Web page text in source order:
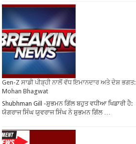
Gen-Z ਸਾਡੀ ਪੀੜ੍ਹੀ ਨਾਲੋਂ ਵੱਧ ਇਮਾਨਦਾਰ ਅਤੇ ਦੇਸ਼ ਭਗਤ:
Mohan Bhagwat
Shubhman Gill -ਸ਼ੁਭਮਨ ਗਿੱਲ ਬਹੁਤ ਵਧੀਆ ਖਿਡਾਰੀ ਹੈ:
ਯੋਗਰਾਜ ਸਿੰਘ ਯੁਵਰਾਜ ਸਿੰਘ ਨੇ ਸ਼ੁਭਮਨ ਗਿੱਲ …